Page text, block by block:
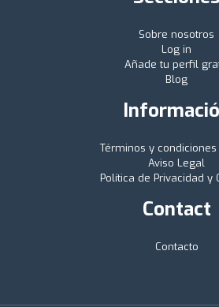
Sobre nosotros
Log in
Añade tu perfil
Blog
Términos y
Aviso Legal
Política de Privacidad y
Contact
Contacto